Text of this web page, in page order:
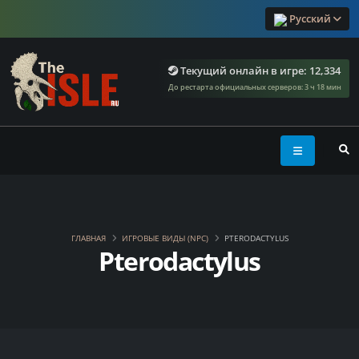
Русский
Текущий онлайн в игре: 12,334
До рестарта официальных серверов:3 ч 18 мин
Pterodactylus
ГЛАВНАЯ ИГРОВЫЕ ВИДЫ (NPC) PTERODACTYLUS